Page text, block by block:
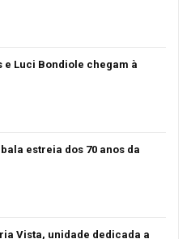
e Luci Bondiole chegam à
estreia dos 70 anos da
Vista, unidade dedicada a